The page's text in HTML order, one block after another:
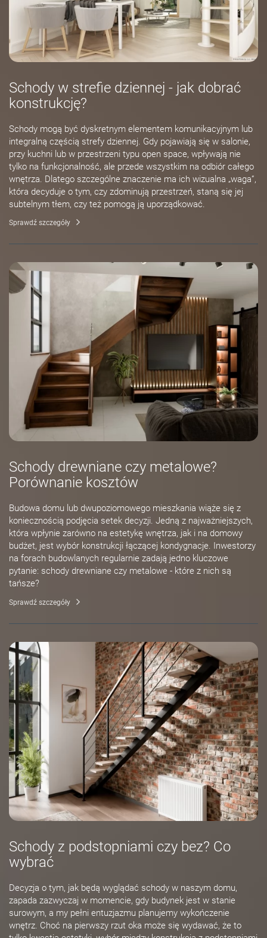
Schody w strefie dziennej - jak dobrać
konstrukcję?
Schody mogą być dyskretnym elementem komunikacyjnym lub
integralną częścią strefy dziennej. Gdy pojawiają się w salonie,
przy kuchni lub w przestrzeni typu open space, wpływają nie
tylko na funkcjonalność, ale przede wszystkim na odbiór całego
wnętrza. Dlatego szczególne znaczenie ma ich wizualna „waga”,
która decyduje o tym, czy zdominują przestrzeń, staną się jej
subtelnym tłem, czy też pomogą ją uporządkować.
Sprawdź szczegóły
Schody drewniane czy metalowe?
Porównanie kosztów
Budowa domu lub dwupoziomowego mieszkania wiąże się z
koniecznością podjęcia setek decyzji. Jedną z najważniejszych,
która wpłynie zarówno na estetykę wnętrza, jak i na domowy
budżet, jest wybór konstrukcji łączącej kondygnacje. Inwestorzy
na forach budowlanych regularnie zadają jedno kluczowe
pytanie: schody drewniane czy metalowe - które z nich są
tańsze?
Sprawdź szczegóły
Schody z podstopniami czy bez? Co
wybrać
Decyzja o tym, jak będą wyglądać schody w naszym domu,
zapada zazwyczaj w momencie, gdy budynek jest w stanie
surowym, a my pełni entuzjazmu planujemy wykończenie
wnętrz. Choć na pierwszy rzut oka może się wydawać, że to